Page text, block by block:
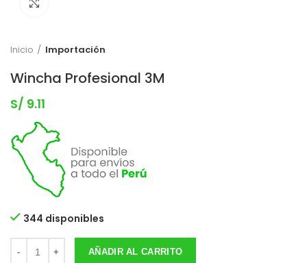
Inicio Importación
Wincha Profesional 3M
S/ 9.11
344 disponibles
AÑADIR AL CARRITO